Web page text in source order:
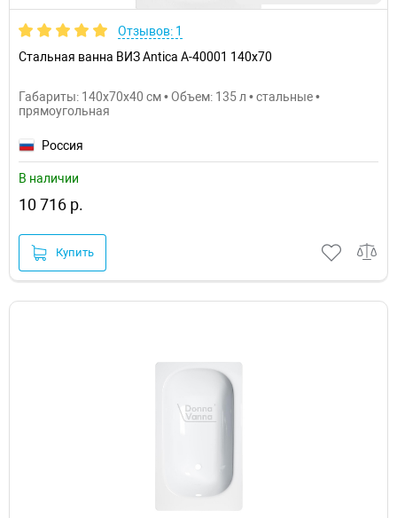
Отзывов: 1
Стальная ванна ВИЗ Antica А-40001 140х70
Габариты: 140x70x40 см • Объем: 135 л • стальные •
прямоугольная
Россия
В наличии
10 716 р.
Купить